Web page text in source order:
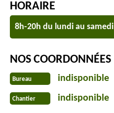
HORAIRE
8h-20h du lundi au samedi
NOS COORDONNÉES
Bureau indisponible
Chantier indisponible